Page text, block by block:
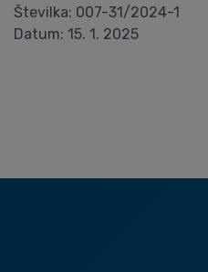
Številka: 007-31/2024-1
Datum: 15. 1. 2025